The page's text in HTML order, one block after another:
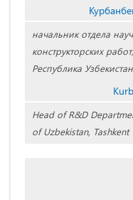
начальник отдела
конструкторских
Республика
Head of R&D
of Uzbekistan, Tashkent